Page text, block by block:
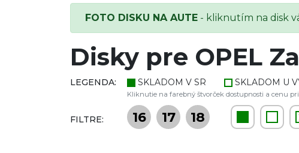
FOTO DISKU NA AUTE - kliknutím na disk
Disky pre OPEL
LEGENDA: SKLADOM V SR SKLADOM U
Kliknutie na farebný štvorček dostupnosti a cenu
FILTRE: 16 17 18